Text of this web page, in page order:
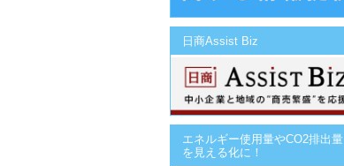
日商Assist Biz
エネルギー使用量やCO2排出量
を見える化に！